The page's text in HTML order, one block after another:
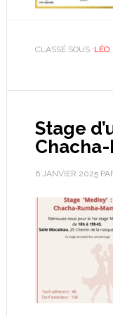
CLASSÉ SOUS :LÉO
Stage
6 JANVIER 2025